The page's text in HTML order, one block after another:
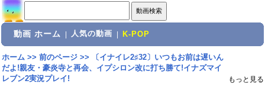
動画 ホーム 人気の動画 K-POP
ホーム>> 前のページ>>
〔イナイレ2♯32〕いつもお前は遅いん
だよ!親友・豪炎寺と再会、イプシロン改に打ち勝て!イナズマイ
レブン2実況プレイ!
もっと見る